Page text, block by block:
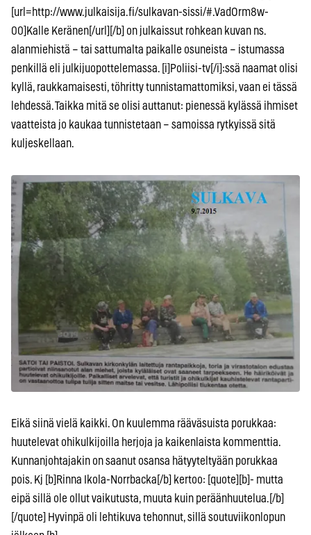
[url=http://www.julkaisija.fi/sulkavan-sissi/#.VadOrm8w-
00]Kalle Keränen[/url][/b] on julkaissut rohkean kuvan ns.
alanmiehistä – tai sattumalta paikalle osuneista – istumassa
penkillä eli julkijuopottelemassa. [i]Poliisi-tv[/i]:ssä naamat olisi
kyllä, raukkamaisesti, töhritty tunnistamattomiksi, vaan ei tässä
lehdessä. Taikka mitä se olisi auttanut: pienessä kylässä ihmiset
vaatteista jo kaukaa tunnistetaan – samoissa rytkyissä sitä
kuljeskellaan.
Eikä siinä vielä kaikki. On kuulemma rääväsuista porukkaa:
huutelevat ohikulkijoilla herjoja ja kaikenlaista kommenttia.
Kunnanjohtajakin on saanut osansa hätyyteltyään porukkaa
pois. Kj [b]Rinna Ikola-Norrbacka[/b] kertoo: [quote][b]- mutta
eipä sillä ole ollut vaikutusta, muuta kuin peräänhuutelua.[/b]
[/quote] Hyvinpä oli lehtikuva tehonnut, sillä soutuviikonlopun